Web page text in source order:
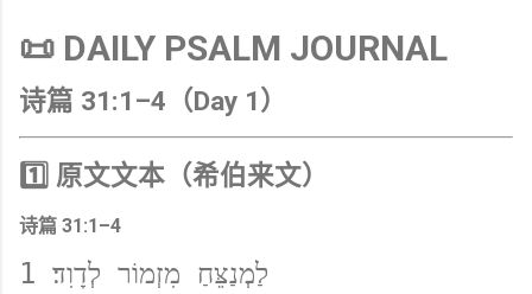
📜 DAILY PSALM JOURNAL
诗篇 31:1–4（Day 1）
1️⃣ 原文文本（希伯来文）
诗篇 31:1–4